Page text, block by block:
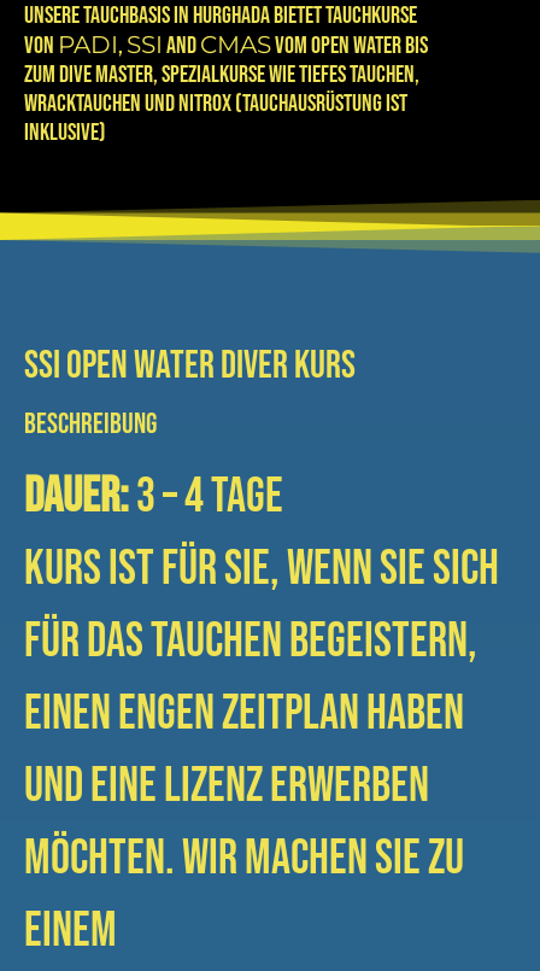
UNSERE TAUCHBASIS IN HURGHADA BIETET TAUCHKURSE
VON PADI, SSI andCMASVOM OPEN WATER BIS
ZUM DIVE MASTER, SPEZIALKURSE WIE TIEFES TAUCHEN,
WRACKTAUCHEN UND NITROX (TAUCHAUSRÜSTUNG IST
INKLUSIVE)
SSI Open Water Diver Kurs
BESCHREIBUNG
Dauer:3 – 4 Tage
Kurs ist für Sie, wenn Sie sich
für das Tauchen begeistern,
einen engen Zeitplan haben
und eine Lizenz erwerben
möchten. Wir machen Sie zu
einem